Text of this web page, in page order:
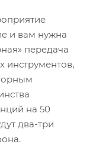
и вам нужна
передача
инструментов,
на 50
два-три